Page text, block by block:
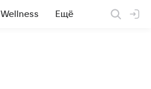
Wellness Ещё